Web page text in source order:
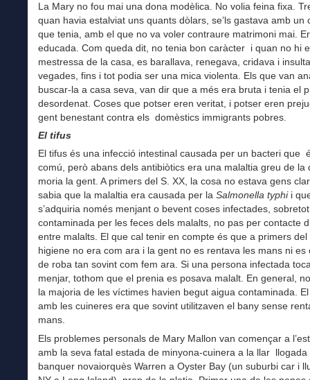
La Mary no fou mai una dona modèlica. No volia feina fixa.
quan havia estalviat uns quants dòlars, se’ls gastava amb un
que tenia, amb el que no va voler contraure matrimoni mai.
educada. Com queda dit, no tenia bon caràcter i quan no hi
mestressa de la casa, es barallava, renegava, cridava i
vegades, fins i tot podia ser una mica violenta. Els que van
buscar-la a casa seva, van dir que a més era bruta i tenia el
desordenat. Coses que potser eren veritat, i potser eren
gent benestant contra els domèstics immigrants pobres.
El tifus
El tifus és una infecció intestinal causada per un bacteri que
comú, però abans dels antibiòtics era una malaltia greu de la
moria la gent. A primers del S. XX, la cosa no estava gens
sabia que la malaltia era causada per la Salmonella typhii
s’adquiria només menjant o bevent coses infectades,
contaminada per les feces dels malalts, no pas per contacte
entre malalts. El que cal tenir en compte és que a primers del
higiene no era com ara i la gent no es rentava les mans ni es
de roba tan sovint com fem ara. Si una persona infectada
menjar, tothom que el prenia es posava malalt. En general,
la majoria de les víctimes havien begut aigua contaminada.
amb les cuineres era que sovint utilitzaven el bany sense
mans.
Els problemes personals de Mary Mallon van començar a
amb la seva fatal estada de minyona-cuinera a la llar llogada
banquer novaiorquès Warren a Oyster Bay (un suburbi car i